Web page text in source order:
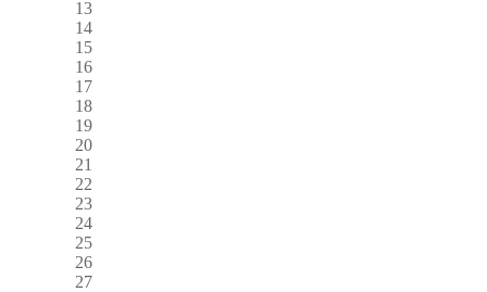
13
14
15
16
17
18
19
20
21
22
23
24
25
26
27